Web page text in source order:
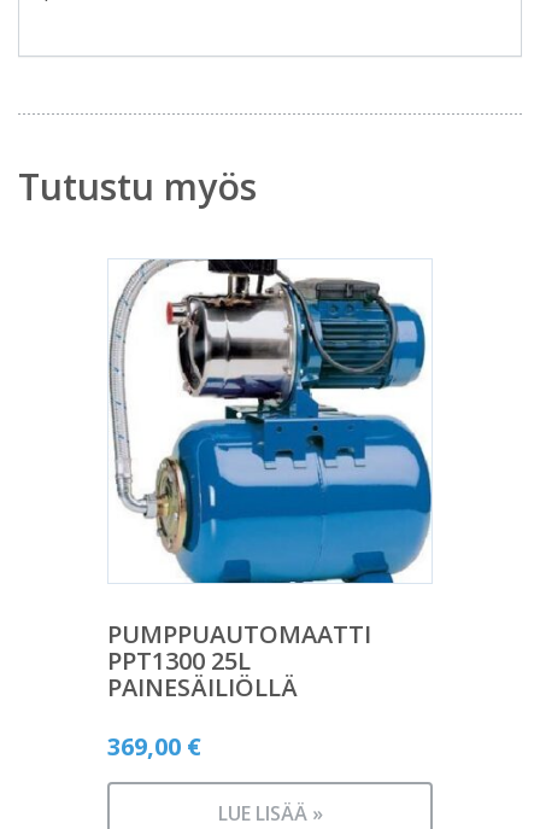
Tutustu myös
PUMPPUAUTOMAATTI
PPT1300 25L
PAINESÄILIÖLLÄ
369,00 €
LUE LISÄÄ »